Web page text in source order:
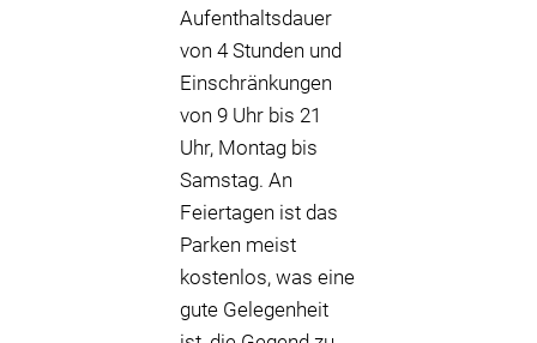
Aufenthaltsdauer
von 4 Stunden und
Einschränkungen
von 9 Uhr bis 21
Uhr, Montag bis
Samstag. An
Feiertagen ist das
Parken meist
kostenlos, was eine
gute Gelegenheit